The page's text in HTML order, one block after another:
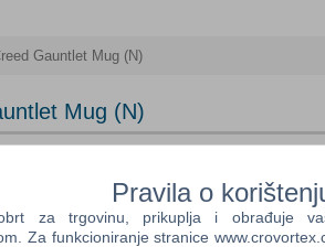
Gauntlet Mug (N)
Mug (N)
nedostupno(Po narudžbi)
Pravila o
obrt za trgovinu, prikuplja i obrađuje
Za funkcioniranje stranice